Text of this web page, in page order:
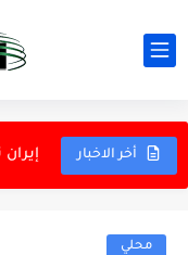
أخر الاخبار
محلي